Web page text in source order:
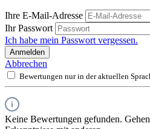
Ihre E-Mail-Adresse
Ihr Passwort
Ich habe mein Passwort vergessen.
Anmelden
Abbrechen
Bewertungen nur in der aktuellen
Keine Bewertungen gefunden.